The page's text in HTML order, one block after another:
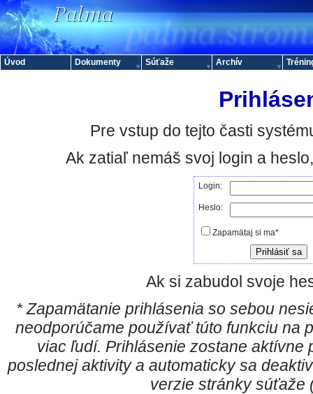
Pre vstup do tejto časti
Ak zatiaľ nemáš svoj login a
Login:
Heslo:
Zapamätaj si ma*
Ak si zabudol svoje
* Zapamätanie prihlásenia so sebou
neodporúčame používať túto funkciu na
viac ľudí. Prihlásenie zostane aktívne
poslednej aktivity a automaticky sa
verzie stránky súťaže
Úvod Dokumenty Súťaže Archív